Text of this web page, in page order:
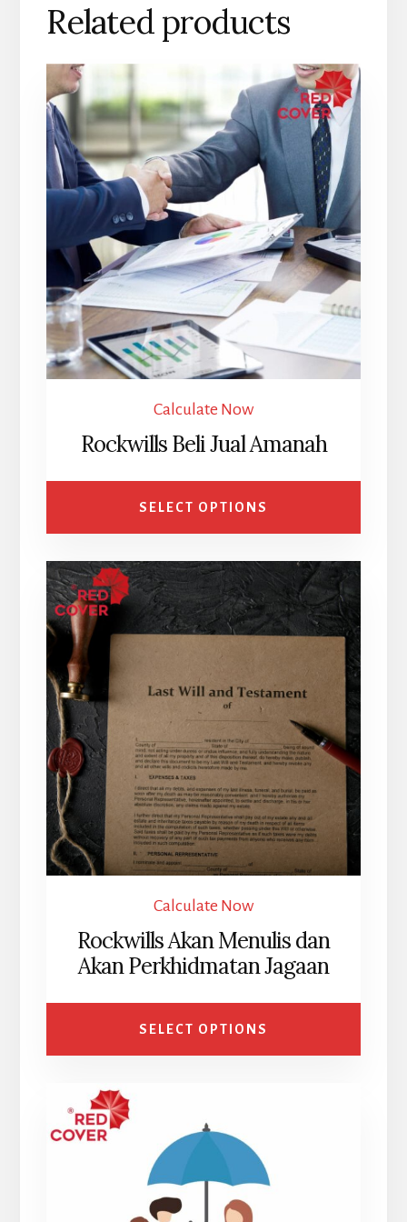
Related products
Calculate Now
Rockwills Beli Jual Amanah
SELECT OPTIONS
Calculate Now
Rockwills Akan Menulis dan
Akan Perkhidmatan Jagaan
SELECT OPTIONS